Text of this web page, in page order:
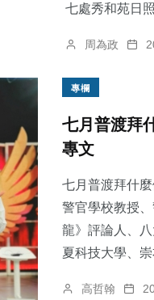
七處秀和苑日
周為政
專欄
七月普渡拜
專文
七月普渡拜什
警官學校教授
龍》評論人、
夏科技大學、
高哲翰
70+
農業